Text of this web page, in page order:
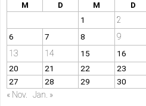
M
D M D
1
2
6 7 8 9
13 14 15 16
20
21 22 23
27
28 29 30
« Nov. Jan. »